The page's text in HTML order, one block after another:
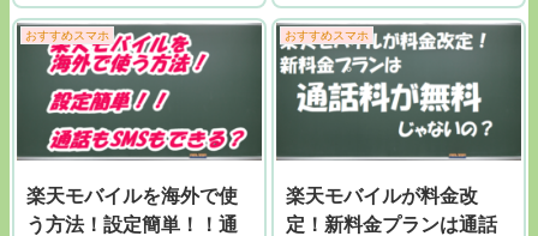
おすすめスマホ
楽天モバイルを海外で使
う方法！設定簡単！！通
おすすめスマホ
楽天モバイルが料金改
定！新料金プランは通話